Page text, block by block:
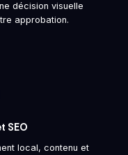
décision visuelle
approbation.
SEO
local, contenu et